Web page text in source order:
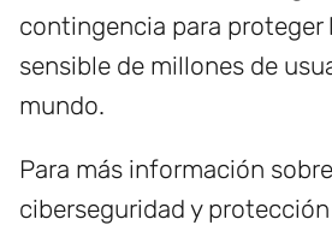
contingencia para proteger
sensible de millones de
mundo.
Para más información
ciberseguridad y